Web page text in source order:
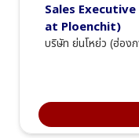
Sales
at Ploenchit)
บริษัท ย่นโหย่ว (ฮ่อง
Build and
Understand